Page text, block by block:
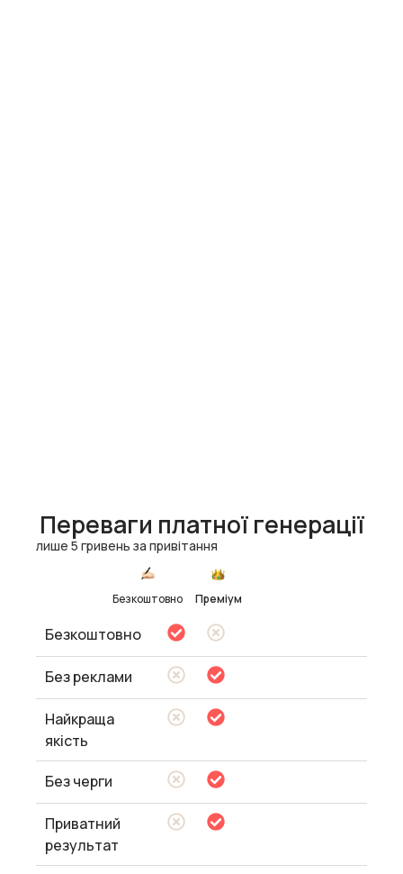
Переваги платної генерації
лише 5 гривень за привітання
Безкоштовно Преміум
Безкоштовно
Без реклами
Найкраща
якість
Без черги
Приватний
результат